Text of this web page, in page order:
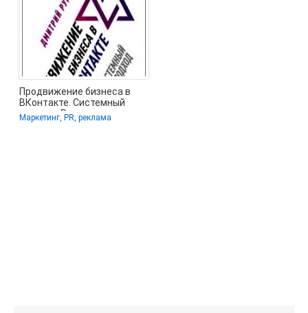
Продвижение бизнеса в
ВКонтакте. Системный
подход - Румянцев
Дмитрий (читать
Маркетинг, PR, реклама